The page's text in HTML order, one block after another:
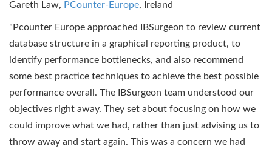
Gareth Law, PCounter-Europe, Ireland
"Pcounter Europe approached IBSurgeon to review current
database structure in a graphical reporting product, to
identify performance bottlenecks, and also recommend
some best practice techniques to achieve the best possible
performance overall. The IBSurgeon team understood our
objectives right away. They set about focusing on how we
could improve what we had, rather than just advising us to
throw away and start again. This was a concern we had